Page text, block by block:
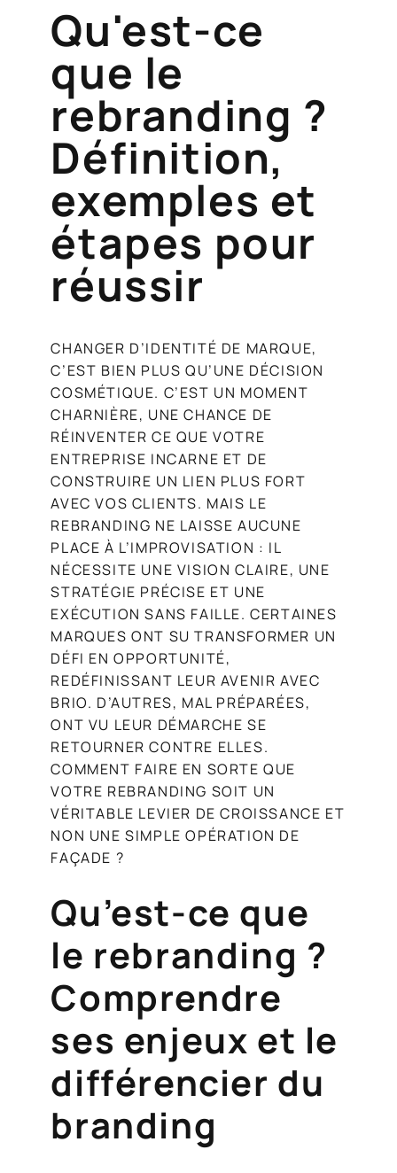
Qu'est-ce
que le
rebranding ?
Définition,
exemples et
étapes pour
réussir
CHANGER D’IDENTITÉ DE MARQUE,
C’EST BIEN PLUS QU’UNE DÉCISION
COSMÉTIQUE. C’EST UN MOMENT
CHARNIÈRE, UNE CHANCE DE
RÉINVENTER CE QUE VOTRE
ENTREPRISE INCARNE ET DE
CONSTRUIRE UN LIEN PLUS FORT
AVEC VOS CLIENTS. MAIS LE
REBRANDING NE LAISSE AUCUNE
PLACE À L’IMPROVISATION : IL
NÉCESSITE UNE VISION CLAIRE, UNE
STRATÉGIE PRÉCISE ET UNE
EXÉCUTION SANS FAILLE. CERTAINES
MARQUES ONT SU TRANSFORMER UN
DÉFI EN OPPORTUNITÉ,
REDÉFINISSANT LEUR AVENIR AVEC
BRIO. D’AUTRES, MAL PRÉPARÉES,
ONT VU LEUR DÉMARCHE SE
RETOURNER CONTRE ELLES.
COMMENT FAIRE EN SORTE QUE
VOTRE REBRANDING SOIT UN
VÉRITABLE LEVIER DE CROISSANCE ET
NON UNE SIMPLE OPÉRATION DE
FAÇADE ?
Qu’est-ce que
le rebranding ?
Comprendre
ses enjeux et le
différencier du
branding